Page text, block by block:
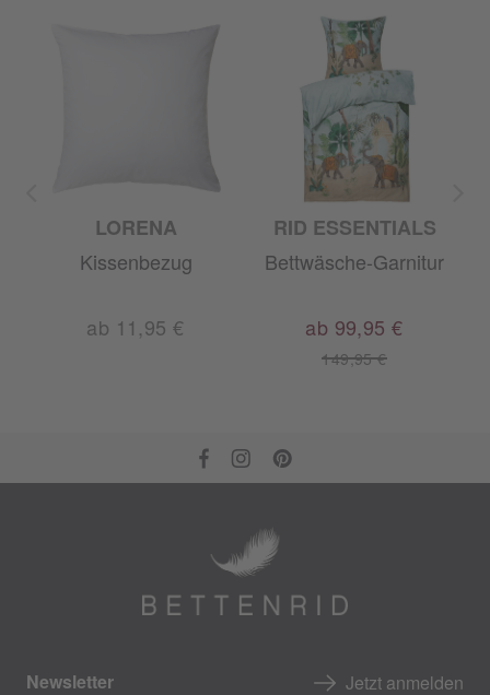
LORENA
Kissenbezug
ab 11,95 €
RID ESSENTIALS
Bettwäsche-Garnitur
149,95 €
ab 99,95 €
Newsletter Jetzt anmelden